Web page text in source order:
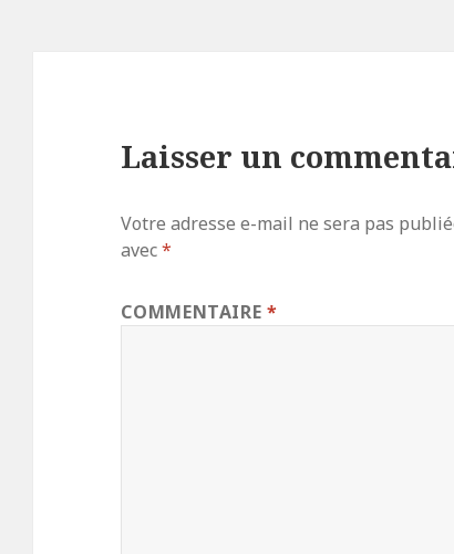
Laisser un
Votre adresse e-mail ne sera pas
avec*
COMMENTAIRE*